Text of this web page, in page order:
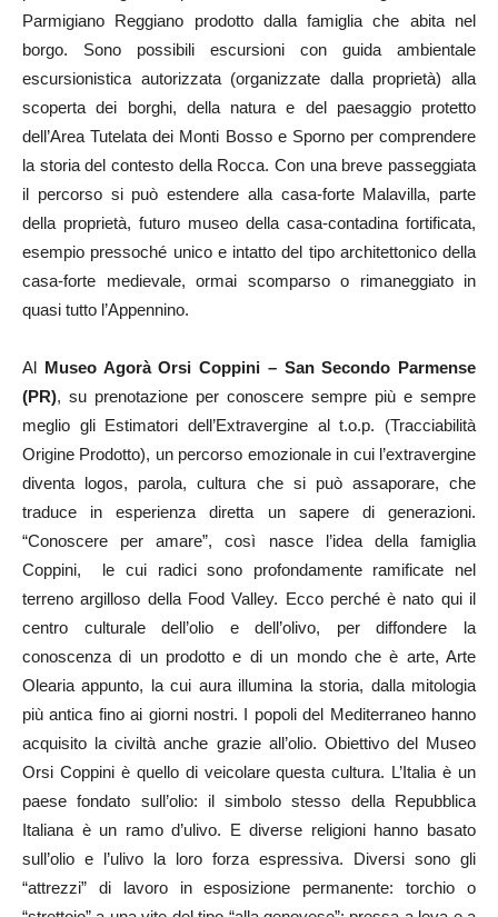
Parmigiano Reggiano prodotto dalla famiglia che abita nel
borgo. Sono possibili escursioni con guida ambientale
escursionistica autorizzata (organizzate dalla proprietà) alla
scoperta dei borghi, della natura e del paesaggio protetto
dell’Area Tutelata dei Monti Bosso e Sporno per comprendere
la storia del contesto della Rocca. Con una breve passeggiata
il percorso si può estendere alla casa-forte Malavilla, parte
della proprietà, futuro museo della casa-contadina fortificata,
esempio pressoché unico e intatto del tipo architettonico della
casa-forte medievale, ormai scomparso o rimaneggiato in
quasi tutto l’Appennino.
Al Museo Agorà Orsi Coppini – San Secondo Parmense
(PR), su prenotazione per conoscere sempre più e sempre
meglio gli Estimatori dell’Extravergine al t.o.p. (Tracciabilità
Origine Prodotto), un percorso emozionale in cui l’extravergine
diventa logos, parola, cultura che si può assaporare, che
traduce in esperienza diretta un sapere di generazioni.
“Conoscere per amare”, così nasce l’idea della famiglia
Coppini, le cui radici sono profondamente ramificate nel
terreno argilloso della Food Valley. Ecco perché è nato qui il
centro culturale dell’olio e dell’olivo, per diffondere la
conoscenza di un prodotto e di un mondo che è arte, Arte
Olearia appunto, la cui aura illumina la storia, dalla mitologia
più antica fino ai giorni nostri. I popoli del Mediterraneo hanno
acquisito la civiltà anche grazie all’olio. Obiettivo del Museo
Orsi Coppini è quello di veicolare questa cultura. L’Italia è un
paese fondato sull’olio: il simbolo stesso della Repubblica
Italiana è un ramo d’ulivo. E diverse religioni hanno basato
sull’olio e l’ulivo la loro forza espressiva. Diversi sono gli
“attrezzi” di lavoro in esposizione permanente: torchio o